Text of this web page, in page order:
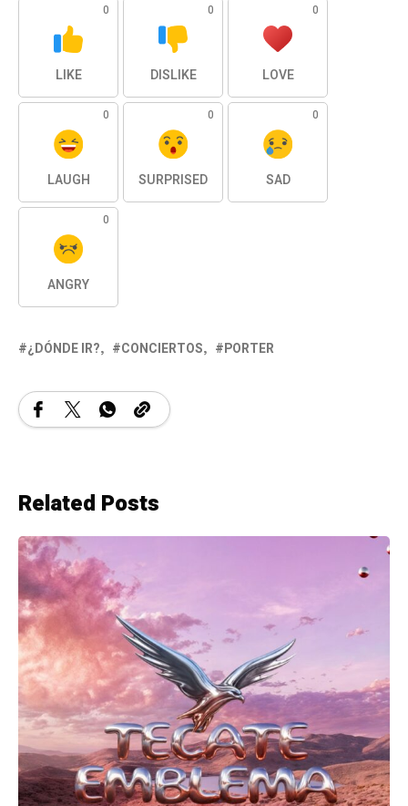
0
LIKE
0
DISLIKE
0
LOVE
0
LAUGH
0
SURPRISED
0
SAD
0
ANGRY
¿DÓNDE IR? CONCIERTOS PORTER
Related Posts